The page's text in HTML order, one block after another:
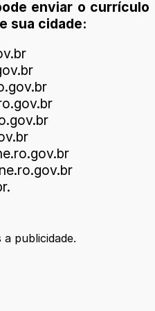
enviar o currículo
sua cidade:
publicidade.